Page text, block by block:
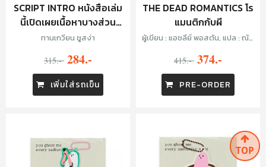
SCRIPT INTRO หนังสือเล่ม
นี้เปิดเผยเนื้อหาบางส่วน
ของบทภาพยนตร์
ทานเกวียน ชูสง่า
315.- 284.-
เพิ่มใส่รถเข็น
THE DEAD ROMANTICS โร
แมนติกกับผี
ผู้เขียน : แอชลีย์ พอสตัน, แปล : ณัฐ
415.- 374.-
PRE-ORDER
TOP